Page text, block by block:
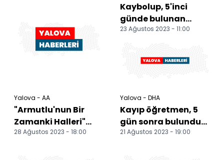
Yalova - AA
"Armutlu'nun Bir
Zamanki Halleri"
resim sergisi açıldı
28 Ağustos 2023 - 18:00
Kaybolup, 5'inci
günde bulunan
Mehtap öğretmen,
günlerce aç...
23 Ağustos 2023 - 11:00
Yalova - DHA
Kayıp öğretmen, 5
gün sonra bulundu
(3)
21 Ağustos 2023 - 19:00